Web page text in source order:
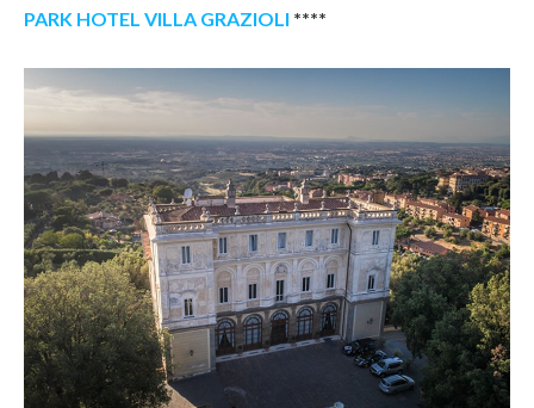
PARK HOTEL VILLA GRAZIOLI ****